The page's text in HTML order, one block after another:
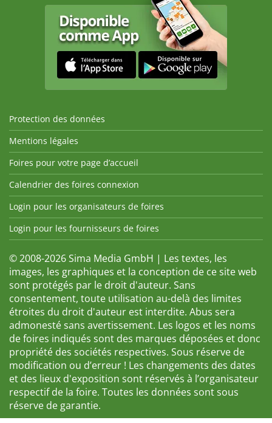
Protection des données
Mentions légales
Foires pour votre page d’accueil
Calendrier des foires connexion
Login pour les organisateurs de foires
Login pour les fournisseurs de foires
© 2008-2026 Sima Media GmbH | Les textes, les
images, les graphiques et la conception de ce site web
sont protégés par le droit d'auteur. Sans
consentement, toute utilisation au-delà des limites
étroites du droit d'auteur est interdite. Abus sera
admonesté sans avertissement. Les logos et les noms
de foires indiqués sont des marques déposées et donc
propriété des sociétés respectives. Sous réserve de
modification ou d’erreur ! Les changements des dates
et des lieux d'exposition sont réservés à l’organisateur
respectif de la foire. Toutes les données sont sous
réserve de garantie.